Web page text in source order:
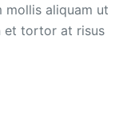
mollis aliquam ut
et tortor at risus